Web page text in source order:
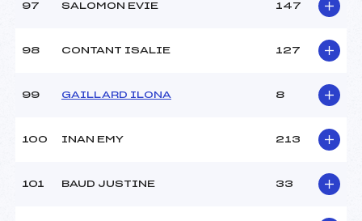
97 SALOMON EVIE 147
98 CONTANT ISALIE 127
99 GAILLARD ILONA 8
100 INAN EMY 213
101 BAUD JUSTINE 33